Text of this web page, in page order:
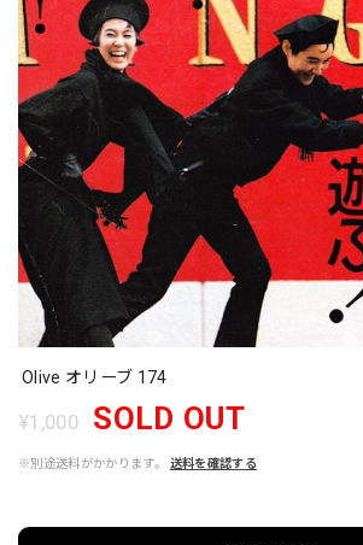
Olive オリーブ 174
¥1,000 SOLD OUT
※別途送料がかかります。 送料を確認する